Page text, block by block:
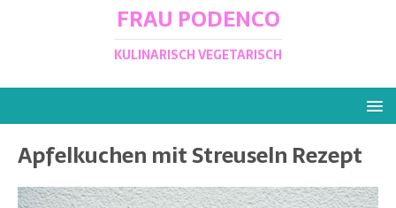
FRAU PODENCO
KULINARISCH VEGETARISCH
Apfelkuchen mit Streuseln Rezept